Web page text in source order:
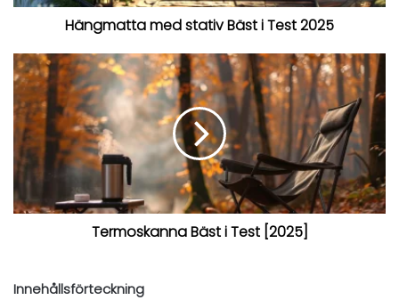
Hängmatta med stativ Bäst i Test 2025
Termoskanna Bäst i Test [2025]
Innehållsförteckning